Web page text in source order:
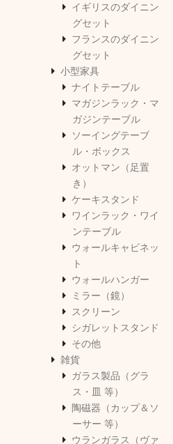
イギリスのダイニン
グセット
フランスのダイニン
グセット
小型家具
ナイトテーブル
マガジンラック・マ
ガジンテーブル
ソーイングテーブ
ル・ボックス
オットマン（足置
き）
ケーキスタンド
ワインラック・ワイ
ンテーブル
ウォールキャビネッ
ト
ウォールハンガー
ミラー（鏡）
スクリーン
シガレットスタンド
その他
雑貨
ガラス製品（グラ
ス・皿 等）
陶磁器（カップ＆ソ
ーサー 等）
ウランガラス（ヴァ